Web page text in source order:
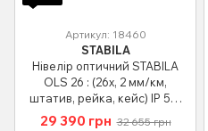
Артикул: 18460
STABILA
Нівелір оптичний STABILA
OLS 26 : (26x, 2 мм/км,
штатив, рейка, кейс) IP 54.
захистний кожух.
29 390 грн 32 655 грн